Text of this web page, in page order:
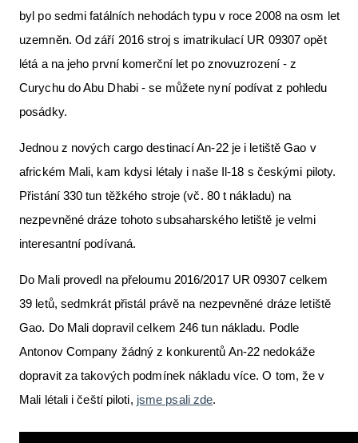
byl po sedmi fatálních nehodách typu v roce 2008 na osm let
uzemněn. Od září 2016 stroj s imatrikulací UR 09307 opět
létá a na jeho první komerční let po znovuzrození - z
Curychu do Abu Dhabi - se můžete nyní podívat z pohledu
posádky.
Jednou z nových cargo destinací An-22 je i letiště Gao v
africkém Mali, kam kdysi létaly i naše Il-18 s českými piloty.
Přistání 330 tun těžkého stroje (vč. 80 t nákladu) na
nezpevněné dráze tohoto subsaharského letiště je velmi
interesantní podívaná.
Do Mali provedl na přeloumu 2016/2017 UR 09307 celkem
39 letů, sedmkrát přistál právě na nezpevněné dráze letiště
Gao. Do Mali dopravil celkem 246 tun nákladu. Podle
Antonov Company žádný z konkurentů An-22 nedokáže
dopravit za takových podmínek nákladu více. O tom, že v
Mali létali i čeští piloti, jsme psali zde.